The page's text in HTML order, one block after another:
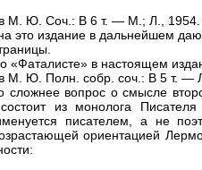
М. Ю. Соч.: В 6 т. — М.; Л.,
это издание в дальнейшем
«Фаталисте» в настоящем
М. Ю. Полн. собр. соч.: В 5 т. —
сложнее вопрос о смысле
из монолога
писателем, а не
ориентацией